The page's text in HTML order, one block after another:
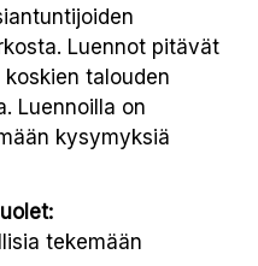
Luennot pitävät
talouden
Luennoilla on
kysymyksiä
tekemään